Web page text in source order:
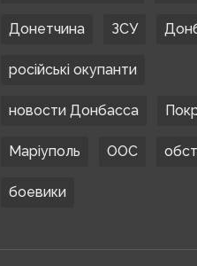
Донетчина ЗСУ
російські окупанти
новости Донбасса
Маріуполь ООС
боевики